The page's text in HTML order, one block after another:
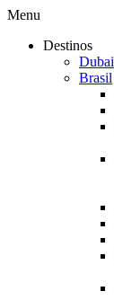
Menu
Destinos
Dubai
Brasil